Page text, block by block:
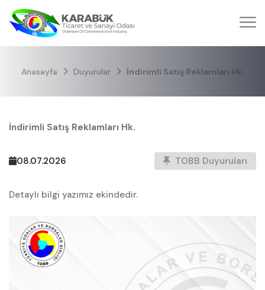
Anasayfa Duyurular İndirimli Satış Reklamları Hk.
İndirimli Satış Reklamları Hk.
08.07.2026 TOBB Duyuruları
Detaylı bilgi yazımız ekindedir.